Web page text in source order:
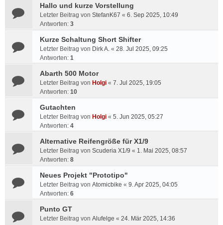
Hallo und kurze Vorstellung
Letzter Beitrag von StefanK67 « 6. Sep 2025, 10:49
Antworten: 3
Kurze Schaltung Short Shifter
Letzter Beitrag von Dirk A. « 28. Jul 2025, 09:25
Antworten: 1
Abarth 500 Motor
Letzter Beitrag von Holgi « 7. Jul 2025, 19:05
Antworten: 10
Gutachten
Letzter Beitrag von Holgi « 5. Jun 2025, 05:27
Antworten: 4
Alternative Reifengröße für X1/9
Letzter Beitrag von Scuderia X1/9 « 1. Mai 2025, 08:57
Antworten: 8
Neues Projekt "Prototipo"
Letzter Beitrag von Atomicbike « 9. Apr 2025, 04:05
Antworten: 6
Punto GT
Letzter Beitrag von Alufelge « 24. Mär 2025, 14:36